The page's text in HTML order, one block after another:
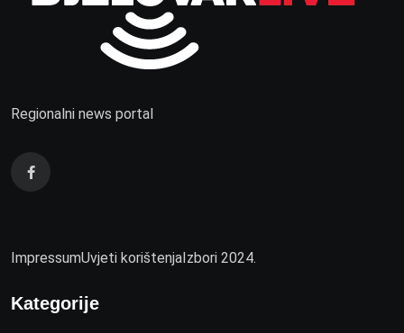
Regionalni news portal
ImpressumUvjeti korištenja Izbori 2024.
Kategorije